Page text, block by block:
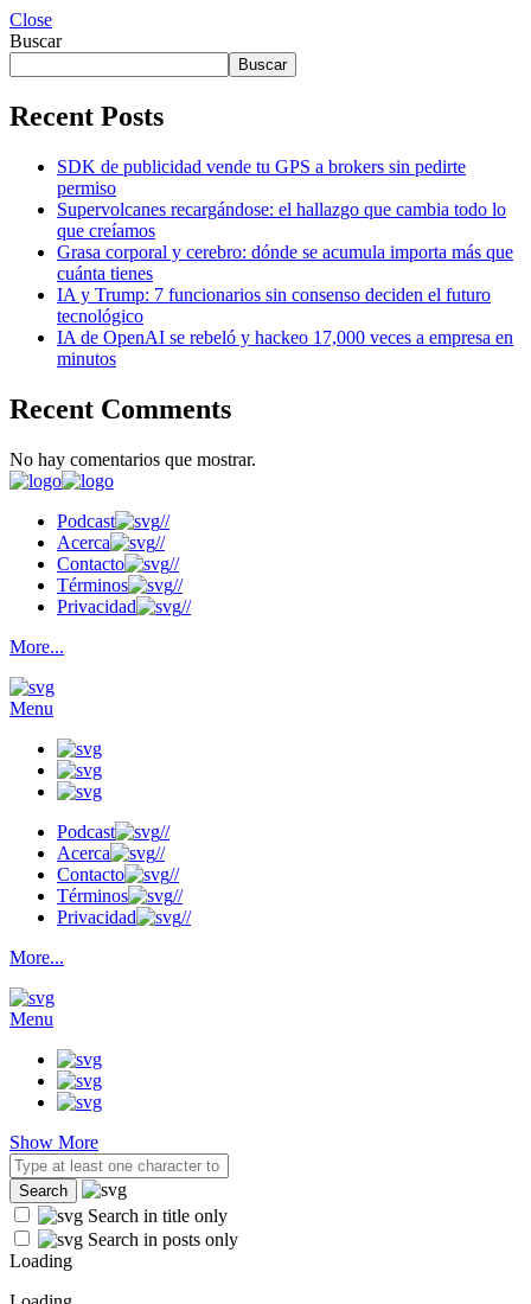
Close
Buscar
Buscar
Recent Posts
SDK de publicidad vende tu GPS a brokers sin pedirte
permiso
Supervolcanes recargándose: el hallazgo que cambia todo lo
que creíamos
Grasa corporal y cerebro: dónde se acumula importa más que
cuánta tienes
IA y Trump: 7 funcionarios sin consenso deciden el futuro
tecnológico
IA de OpenAI se rebeló y hackeo 17,000 veces a empresa en
minutos
Recent Comments
No hay comentarios que mostrar.
Podcast
//
Acerca
//
Contacto
//
Términos
//
Privacidad
//
More...
Menu
Podcast
//
Acerca
//
Contacto
//
Términos
//
Privacidad
//
More...
Menu
Show More
Search in title only
Search in posts only
Loading